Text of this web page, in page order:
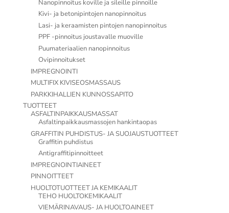
Nanopinnoitus koville ja sileille pinnoille
Kivi- ja betonipintojen nanopinnoitus
Lasi- ja keraamisten pintojen nanopinnoitus
PPF -pinnoitus joustavalle muoville
Puumateriaalien nanopinnoitus
Ovipinnoitukset
IMPREGNOINTI
MULTIFIX KIVISEOSMASSAUS
PARKKIHALLIEN KUNNOSSAPITO
TUOTTEET
ASFALTINPAIKKAUSMASSAT
Asfaltinpaikkausmassojen hankintaopas
GRAFFITIN PUHDISTUS- JA SUOJAUSTUOTTEET
Graffitin puhdistus
Antigraffitipinnoitteet
IMPREGNOINTIAINEET
PINNOITTEET
HUOLTOTUOTTEET JA KEMIKAALIT
TEHO HUOLTOKEMIKAALIT
VIEMÄRINAVAUS- JA HUOLTOAINEET